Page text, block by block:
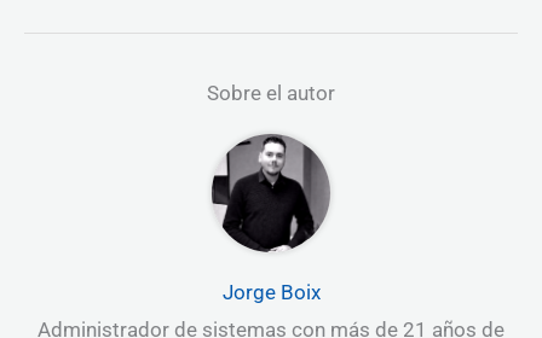
Sobre el autor
Jorge Boix
Administrador de sistemas con más de 21 años de